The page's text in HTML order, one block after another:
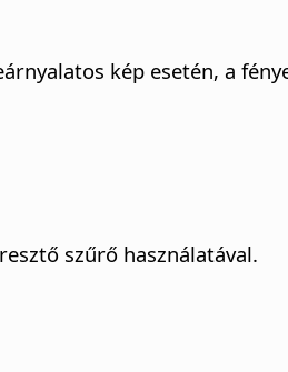
kép esetén, a
szűrő használatával.